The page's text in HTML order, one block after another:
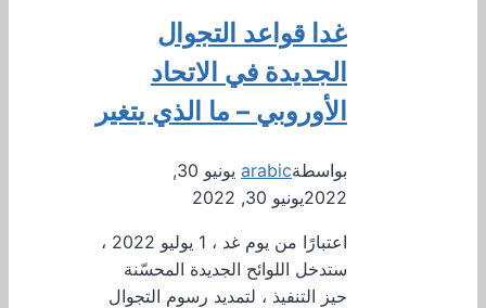
غدا قواعد التجوال
الجديدة في الاتحاد
الأوروبي – ما الذي يتغير
بواسطةarabic
يونيو 30,
2022يونيو 30, 2022
اعتبارًا من يوم غد ، 1 يوليو 2022 ،
ستدخل اللوائح الجديدة المحسّنة
حيز التنفيذ ، لتمديد رسوم التجوال